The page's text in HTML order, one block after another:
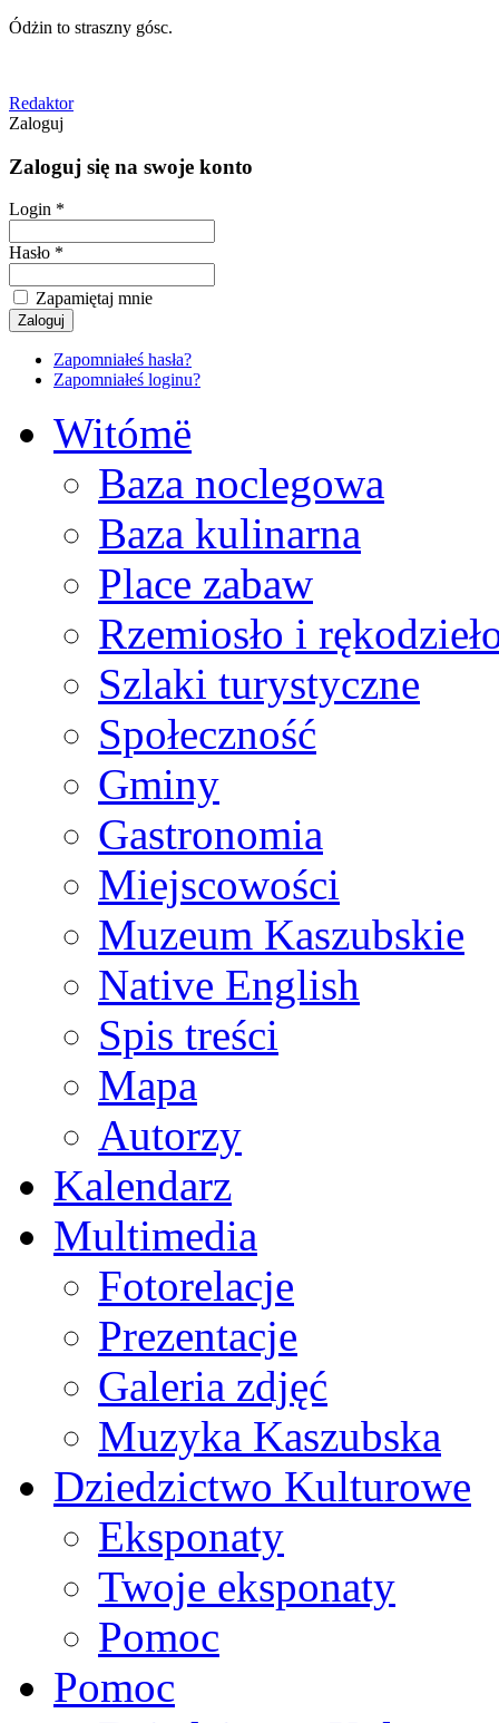
Ódżin to straszny gósc.
Redaktor
Zaloguj
Zaloguj się na swoje konto
Login *
Hasło *
Zapamiętaj mnie
Zapomniałeś hasła?
Zapomniałeś loginu?
Witómë
Baza noclegowa
Baza kulinarna
Place zabaw
Rzemiosło i
Szlaki turystyczne
Społeczność
Gminy
Gastronomia
Miejscowości
Muzeum Kaszubskie
Native English
Spis treści
Mapa
Autorzy
Kalendarz
Multimedia
Fotorelacje
Prezentacje
Galeria zdjęć
Muzyka Kaszubska
Dziedzictwo Kulturowe
Eksponaty
Twoje eksponaty
Pomoc
Pomoc